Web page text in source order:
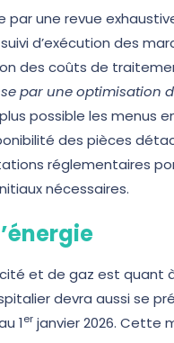
une revue
d’exécution des
des coûts de
par une optimisation
possible les
des pièces
réglementaires
nécessaires.
et de gaz est quant
devra aussi se
1er janvier 2026. Cette